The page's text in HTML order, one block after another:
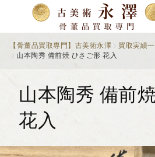
【骨董品買取専門】古美術永澤 買取実績
山本陶秀 備前焼 ひさご形 花入
山本陶秀 備前
花入